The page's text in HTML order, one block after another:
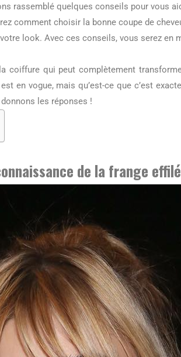
rassemblé quelques conseils pour vous
comment choisir la bonne coupe de
look. Avec ces conseils, vous serez en
coiffure qui peut complètement
est en vogue, mais qu’est-ce que c’est
les réponses !
de la frange